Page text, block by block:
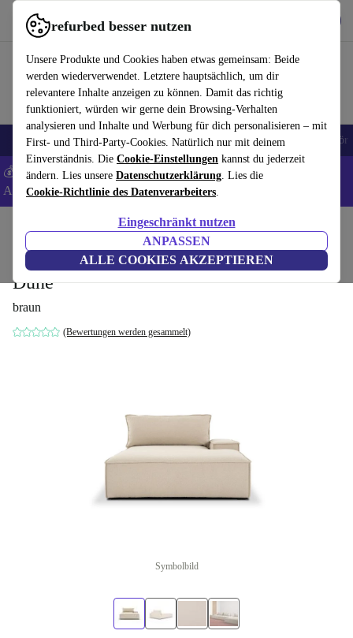
refurbed besser nutzen
Unsere Produkte und Cookies haben etwas gemeinsam: Beide
werden wiederverwendet. Letztere hauptsächlich, um dir
relevantere Inhalte anzeigen zu können. Damit das richtig
funktioniert, würden wir gerne dein Browsing-Verhalten
analysieren und Inhalte und Werbung für dich personalisieren – mit
First- und Third-Party-Cookies. Natürlich nur mit deinem
Einverständnis. Die Cookie-Einstellungen kannst du jederzeit
ändern. Lies unsere Datenschutzerklärung. Lies die
Cookie-Richtlinie des Datenverarbeiters.
Eingeschränkt nutzen
ANPASSEN
ALLE COOKIES AKZEPTIEREN
refurbed schnell und einfach nutzen
🎒 Back to school Handys Laptops Tablets Smartwatches Zubehör
💰 Extra -5% auf Samsung- und Google-Smartphones - Code:
ANDROID5 -AGB
Haushalt Möbel
Daphne 1-Sitzer Récamiere Rechts Pasha
Dune
braun
(Bewertungen werden gesammelt)
Symbolbild